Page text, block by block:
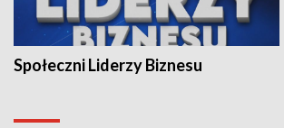
Społeczni Liderzy Biznesu